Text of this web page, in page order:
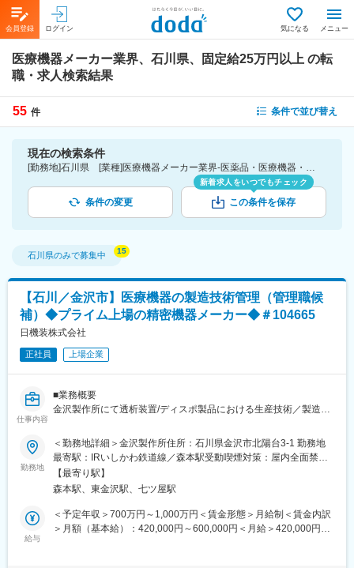
会員登録 ログイン 気になる メニュー
医療機器メーカー業界、石川県、固定給25万円以上 の転
職・求人検索結果
55 件 条件で並び替え
現在の検索条件
[勤務地]石川県 [業種]医療機器メーカー業界-医薬品・医療機器・ライフサイエンス・医療系サービス [詳細条件](待遇・福利厚生)固定給25万円以上
条件の変更
新着求人をいつでもチェック
この条件を保存
石川県のみで募集中
【石川／金沢市】医療機器の製造技術管理（管理職候
補）◆プライム上場の精密機器メーカー◆＃104665
日機装株式会社
正社員 上場企業
仕事内容
■業務概要
金沢製作所にて透析装置/ディスポ製品における生産技術／製造技
■業務詳細
※経験に応じて以下業務をお任せします。
・人工腎臓透析用剤（Dドライ）の増産のための新ラインの立ち
上げ
・ダイアライザ増産体制の構築
・生産、販売、在庫（PSI）の適正化
勤務地
＜勤務地詳細＞金沢製作所住所：石川県金沢市北陽台3-1 勤務地
最寄駅：IRいしかわ鉄道線／森本駅受動喫煙対策：屋内全面禁煙
変更の範囲：会社の定める事業所（リモートワーク含む）
【最寄り駅】
森本駅、東金沢駅、七ツ屋駅
給与
＜予定年収＞700万円～1,000万円＜賃金形態＞月給制＜賃金内訳
＞月額（基本給）：420,000円～600,000円＜月給＞420,000円～